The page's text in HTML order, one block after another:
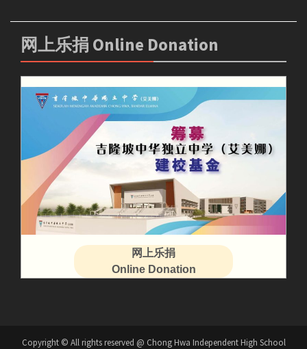
网上乐捐 Online Donation
网上乐捐
Online Donation
Copyright © All rights reserved @ Chong Hwa Independent High School